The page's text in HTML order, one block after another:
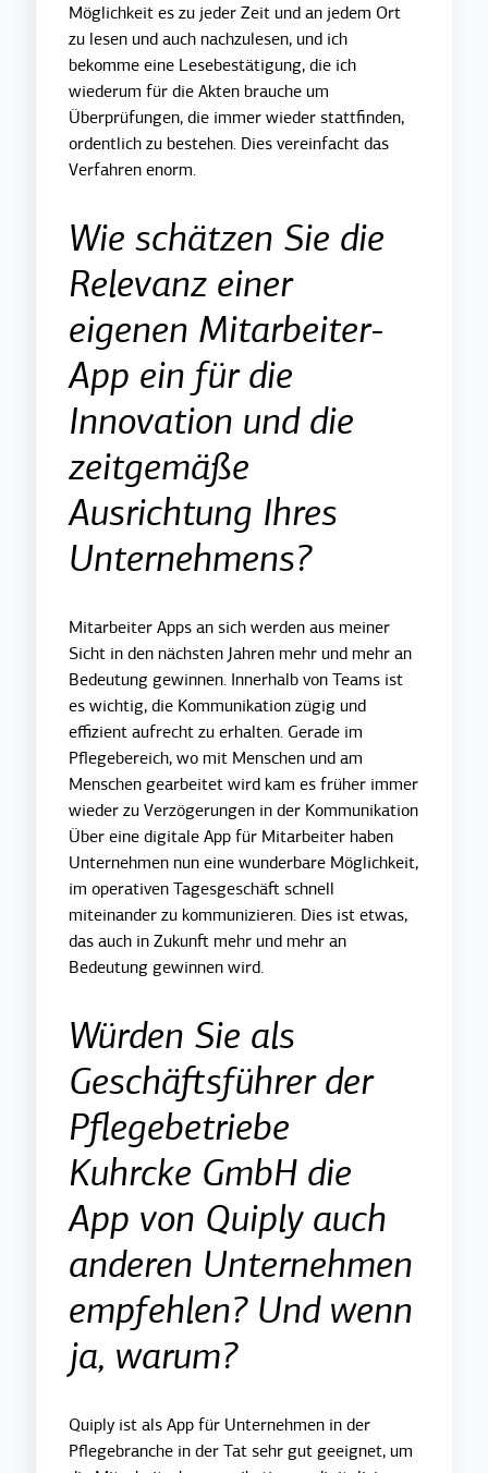
Möglichkeit es zu jeder Zeit und an jedem Ort
zu lesen und auch nachzulesen, und ich
bekomme eine Lesebestätigung, die ich
wiederum für die Akten brauche um
Überprüfungen, die immer wieder stattfinden,
ordentlich zu bestehen. Dies vereinfacht das
Verfahren enorm.
Wie schätzen Sie die
Relevanz einer
eigenen Mitarbeiter-
App ein für die
Innovation und die
zeitgemäße
Ausrichtung Ihres
Unternehmens?
Mitarbeiter Apps an sich werden aus meiner
Sicht in den nächsten Jahren mehr und mehr an
Bedeutung gewinnen. Innerhalb von Teams ist
es wichtig, die Kommunikation zügig und
effizient aufrecht zu erhalten. Gerade im
Pflegebereich, wo mit Menschen und am
Menschen gearbeitet wird kam es früher immer
wieder zu Verzögerungen in der Kommunikation
Über eine digitale App für Mitarbeiter haben
Unternehmen nun eine wunderbare Möglichkeit,
im operativen Tagesgeschäft schnell
miteinander zu kommunizieren. Dies ist etwas,
das auch in Zukunft mehr und mehr an
Bedeutung gewinnen wird.
Würden Sie als
Geschäftsführer der
Pflegebetriebe
Kuhrcke GmbH die
App von Quiply auch
anderen Unternehmen
empfehlen? Und wenn
ja, warum?
Quiply ist als App für Unternehmen in der
Pflegebranche in der Tat sehr gut geeignet, um